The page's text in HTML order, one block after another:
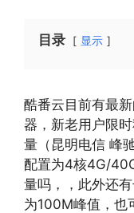
目录 显示
酷番云目前有最
器，新老用户限
量（昆明电信 峰
配置为4核4G/
量吗，，此外还
为100M峰值，也